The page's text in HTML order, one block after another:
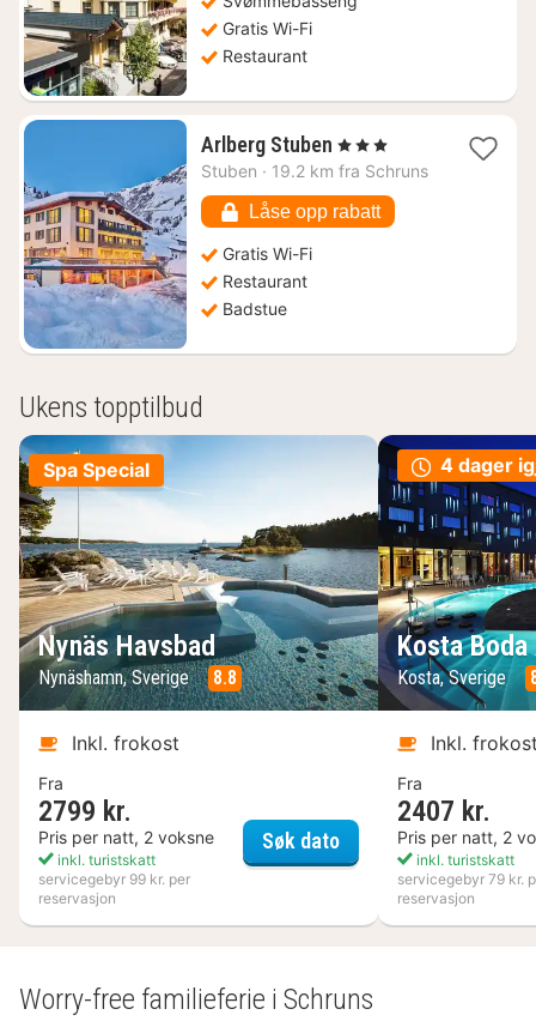
Gratis Wi-Fi
Restaurant
Arlberg Stuben 1
natt
1699
kr.
, 3 Stjerner
Stuben · 19.2 km fra Schruns
Låse opp rabatt
Gratis Wi-Fi
Restaurant
Badstue
Ukens topptilbud
Spa Special
Nynäs Havsbad
Nynäshamn, Sverige 8.8
Inkl. frokost
Fra
2799 kr.
Pris per natt, 2 voksne
inkl. turistskatt
servicegebyr 99 kr. per
reservasjon
Søk datoNynäs Havsbad
4 dager
Kosta
Kosta, Sverige
Inkl.
Fra
2407 kr.
Pris per natt, 2
inkl. turistskatt
servicegebyr 79 kr.
reservasjon
Worry-free familieferie i Schruns